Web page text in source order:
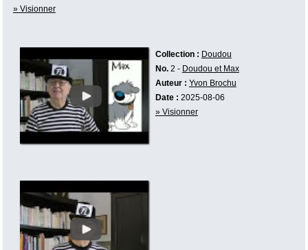
» Visionner
Collection : Doudou
No.2 - Doudou et Max
Auteur : Yvon Brochu
Date : 2025-08-06
» Visionner